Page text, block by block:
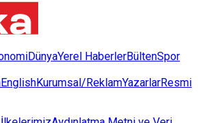
DünyaYerel HaberlerBültenSpor
Kurumsal/ReklamYazarlarResmi